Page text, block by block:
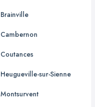
Brainville
Cambernon
Coutances
Heugueville-sur-Sienne
Montsurvent